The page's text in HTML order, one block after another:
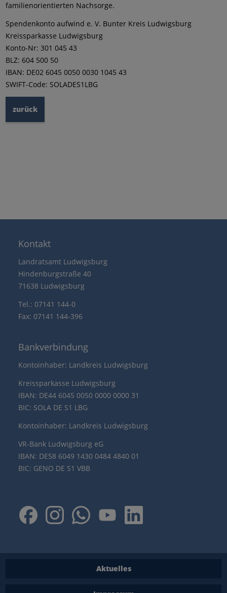
familienorientierten Nachsorge.
Spendenkonto aufwind e. V. Bunter Kreis Ludwigsburg
Kreissparkasse Ludwigsburg
Konto-Nr: 301 045 43
BLZ: 604 500 50
IBAN: DE02 6045 0050 0030 1045 43
SWIFT-Code: SOLADES1LBG
zurück
Kontakt
Landratsamt Ludwigsburg
Hindenburgstraße 40
71638 Ludwigsburg
Tel.: 07141 144-0
Fax: 07141 144-396
Bankverbindung
Kontoinhaber: Landkreis Ludwigsburg
Kreissparkasse Ludwigsburg
IBAN: DE44 6045 0050 0000 0000 31
BIC: SOLA DE S1 LBG
Kontoinhaber: Landkreis Ludwigsburg
VR-Bank Ludwigsburg eG
IBAN: DE58 6049 1430 0484 4840 01
BIC: GENO DE S1 VBB
Aktuelles